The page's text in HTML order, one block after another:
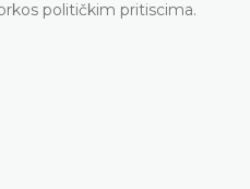
političkim pritiscima.